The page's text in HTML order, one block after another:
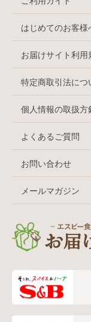
はじめてのお客様
お届けサイト利用
特定商取引法につ
個人情報の取扱方
よくあるご質問
お問い合わせ
メールマガジン